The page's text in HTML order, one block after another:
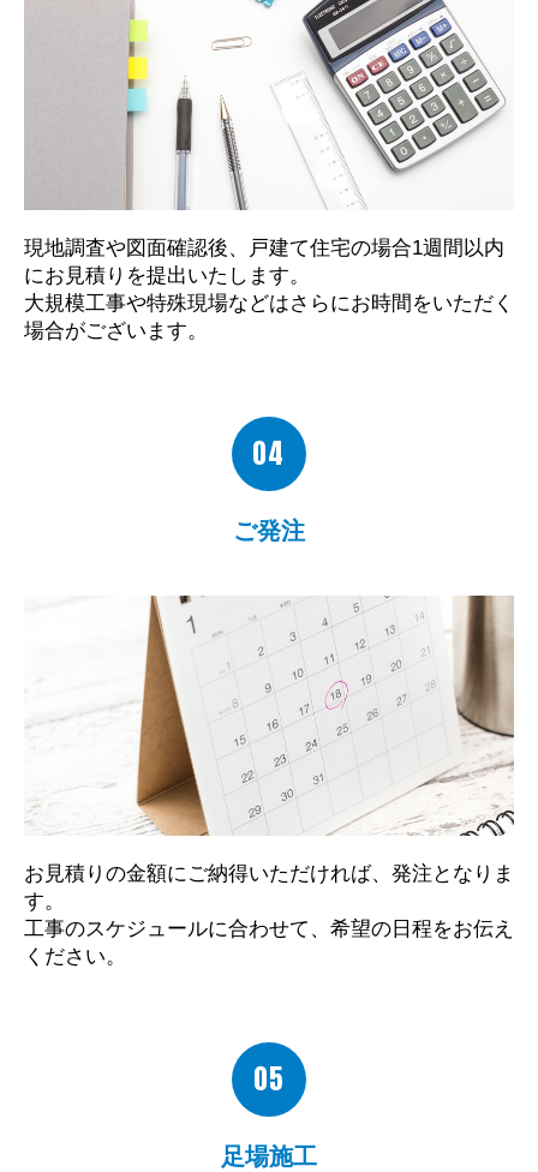
現地調査や図面確認後、戸建て住宅の場合1週間以内
にお見積りを提出いたします。
大規模工事や特殊現場などはさらにお時間をいただく
場合がございます。
04
ご発注
お見積りの金額にご納得いただければ、発注となりま
す。
工事のスケジュールに合わせて、希望の日程をお伝え
ください。
05
足場施工